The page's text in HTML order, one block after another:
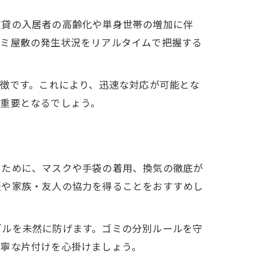
の入居者の高齢化や単身世帯の増加に伴
屋敷の発生状況をリアルタイムで把握する
です。これにより、迅速な対応が可能とな
要となるでしょう。
めに、マスクや手袋の着用、換気の徹底が
家族・友人の協力を得ることをおすすめし
を未然に防げます。ゴミの分別ルールを守
な片付けを心掛けましょう。